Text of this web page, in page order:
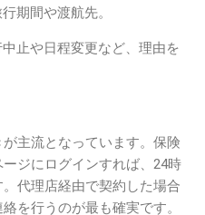
期間や渡航先。
止や日程変更など、理由を
主流となっています。保険
ジにログインすれば、24時
代理店経由で契約した場合
を行うのが最も確実です。